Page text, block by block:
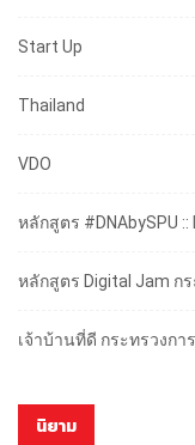
Start Up
Thailand
VDO
หลักสูตร #DNAbySPU
หลักสูตร Digital Jam ก
เจ้าบ้านที่ดี กระทรวงกา
นิยาม